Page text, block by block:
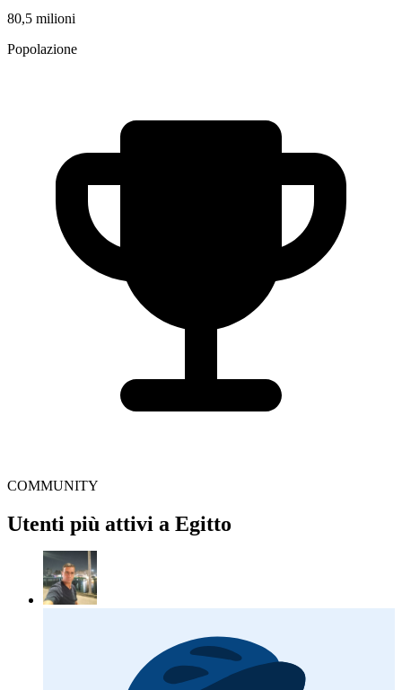
80,5 milioni
Popolazione
COMMUNITY
Utenti più attivi a Egitto